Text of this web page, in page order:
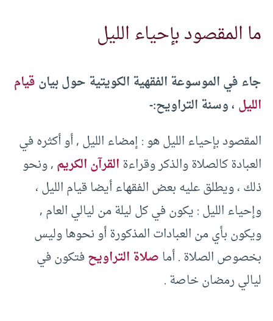
ما المقصود بإحياء الليل
جاء في الموسوعة الفقهية الكويتية حول بيانقيام
الليل، وسنة التراويح:-
المقصود بإحياء الليل هو : إمضاء الليل , أو أكثره في
العبادة كالصلاة والذكر وقراءةالقرآن الكريم, ونحو
ذلك ، ويطلق عليه بعض الفقهاء أيضا قيام الليل ،
وإحياء الليل : يكون في كل ليلة من ليالي العام ,
ويكون بأي من العبادات المذكورة أو نحوها وليس
بخصوص الصلاة . أماصلاة التراويحفتكون في
ليالي رمضان خاصة .